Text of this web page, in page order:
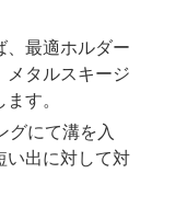
、最適ホルダー
メタルスキージ
す。
グにて溝を入
い出に対して対